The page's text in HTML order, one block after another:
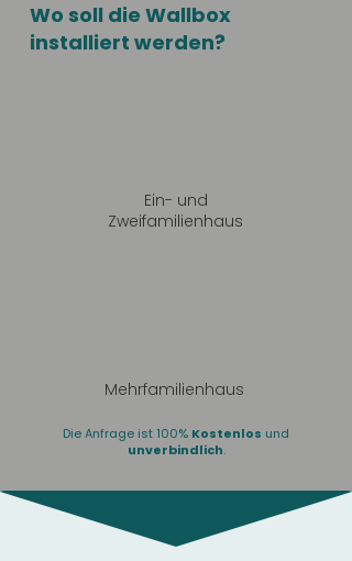
Wo soll die Wallbox
installiert werden?
Ein- und
Zweifamilienhaus
Mehrfamilienhaus
Die Anfrage ist 100% Kostenlos und
unverbindlich.